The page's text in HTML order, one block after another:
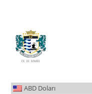
ABD Doları